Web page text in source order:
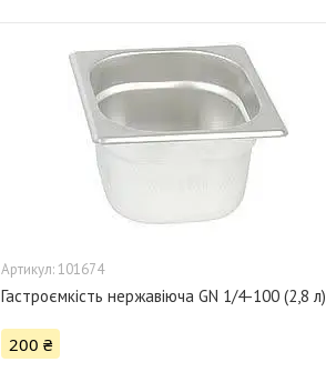
101674
Гастроємкість нержавіюча GN 1/4-100 (2,8 л)
200 ₴